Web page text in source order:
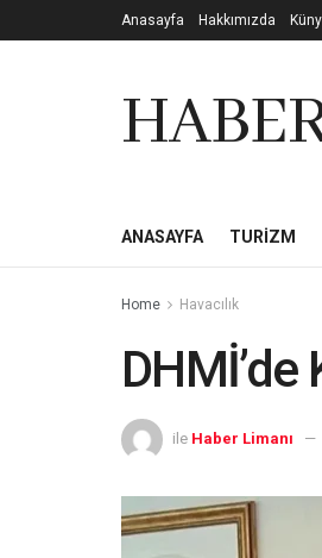
Anasayfa Hakkımızda
ANASAYFA TURIZM
Home Havacılık
ile Haber Limanı